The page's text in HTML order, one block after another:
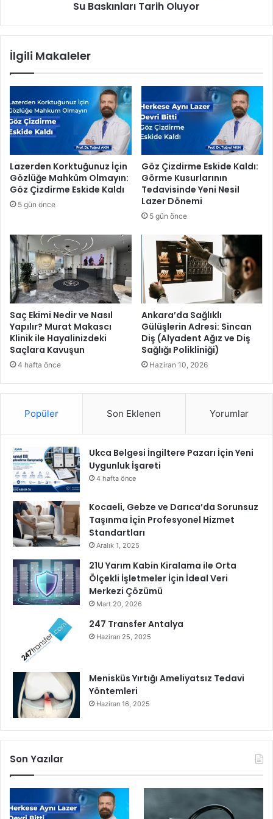
i
M
e
r
e
z
i
n
v
e
l
i
v
e
k
u
r
s
i
d
e
a
m
n
o
O
l
u
r
Su Baskınları Tarih Oluyor
İlgili Makaleler
Lazerden Korktuğunuz İçin
Gözlüğe Mahkûm Olmayın:
Göz Çizdirme Eskide Kaldı
5 gün önce
Göz Çizdirme Eskide Kaldı:
Görme Kusurlarının
Tedavisinde Yeni Nesil
Lazer Dönemi
5 gün önce
Saç Ekimi Nedir ve Nasıl
Yapılır? Murat Makascı
Klinik ile Hayalinizdeki
Saçlara Kavuşun
4 hafta önce
Ankara’da Sağlıklı
Gülüşlerin Adresi: Sincan
Diş (Alyadent Ağız ve Diş
Sağlığı Polikliniği)
Haziran 10, 2026
Popüler Son Eklenen Yorumlar
Ukca Belgesi İngiltere Pazarı İçin Yeni
Uygunluk İşareti
4 hafta önce
Kocaeli, Gebze ve Darıca’da Sorunsuz
Taşınma İçin Profesyonel Hizmet
Standartları
Aralık 1, 2025
21U Yarım Kabin Kiralama ile Orta
Ölçekli İşletmeler İçin İdeal Veri
Merkezi Çözümü
Mart 20, 2026
247 Transfer Antalya
Haziran 25, 2025
Menisküs Yırtığı Ameliyatsız Tedavi
Yöntemleri
Haziran 16, 2025
Son Yazılar